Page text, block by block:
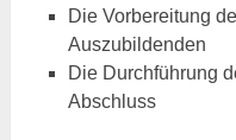
Die Vorbereitung
Auszubildenden
Die Durchführung
Abschluss